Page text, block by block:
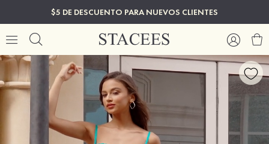
$5 DE DESCUENTO PARA NUEVOS CLIENTES